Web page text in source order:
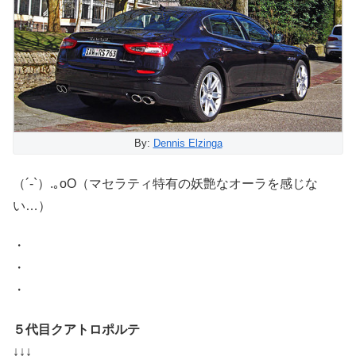
By: Dennis Elzinga
（´-`）.｡oO（マセラティ特有の妖艶なオーラを感じな
い…）
・
・
・
５代目クアトロポルテ
↓↓↓